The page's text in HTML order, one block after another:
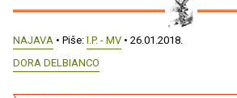
NAJAVA • Piše: I.P. - MV • 26.01.2018.
DORA DELBIANCO